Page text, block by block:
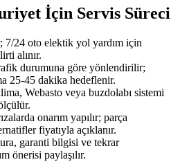
İçin Servis Süreci
7/24 oto elektik yol yardım için
alınır.
durumuna göre yönlendirilir;
25-45 dakika hedeflenir.
Webasto veya buzdolabı sistemi
onarım yapılır; parça
fiyatıyla açıklanır.
garanti bilgisi ve tekrar
önerisi paylaşılır.